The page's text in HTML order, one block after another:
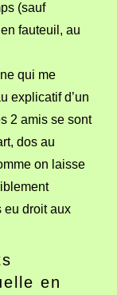
(sauf
fauteuil, au
qui me
explicatif d’un
2 amis se sont
dos au
on laisse
eu droit aux
en